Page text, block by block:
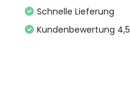
Schnelle Lieferung
Kundenbewertung 4,5